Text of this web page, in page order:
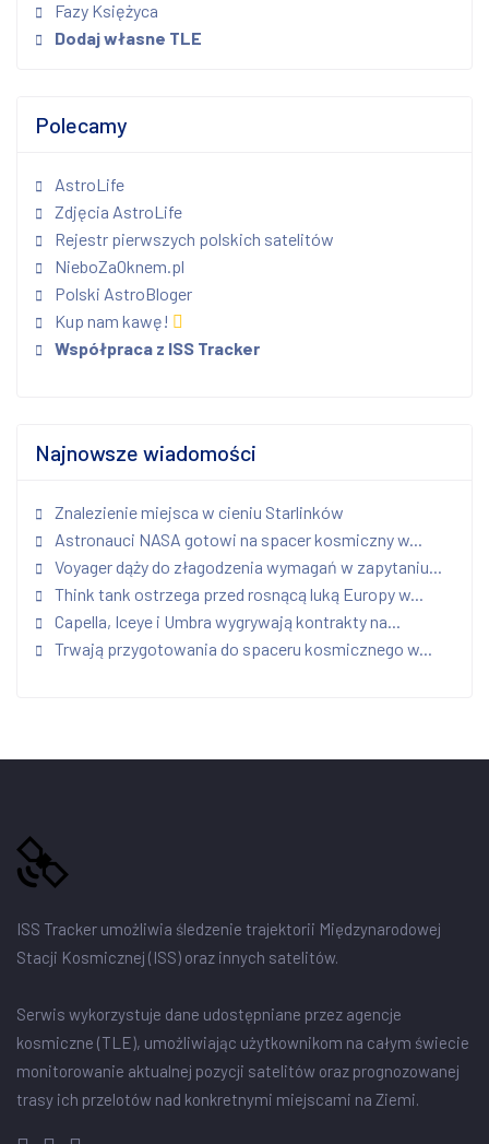
Fazy Księżyca
Dodaj własne TLE
Polecamy
AstroLife
Zdjęcia AstroLife
Rejestr pierwszych polskich satelitów
NieboZaOknem.pl
Polski AstroBloger
Kup nam kawę!
Współpraca z ISS Tracker
Najnowsze wiadomości
Znalezienie miejsca w cieniu Starlinków
Astronauci NASA gotowi na spacer kosmiczny w...
Voyager dąży do złagodzenia wymagań w zapytaniu...
Think tank ostrzega przed rosnącą luką Europy w...
Capella, Iceye i Umbra wygrywają kontrakty na...
Trwają przygotowania do spaceru kosmicznego w...
ISS Tracker umożliwia śledzenie trajektorii Międzynarodowej
Stacji Kosmicznej (ISS) oraz innych satelitów.
Serwis wykorzystuje dane udostępniane przez agencje
kosmiczne (TLE), umożliwiając użytkownikom na całym świecie
monitorowanie aktualnej pozycji satelitów oraz prognozowanej
trasy ich przelotów nad konkretnymi miejscami na Ziemi.